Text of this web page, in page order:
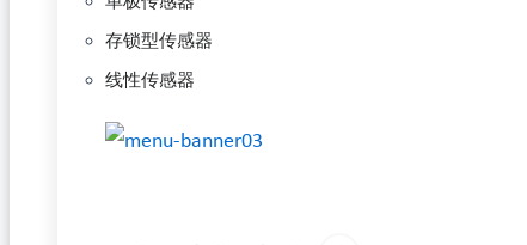
存锁型传感器
线性传感器